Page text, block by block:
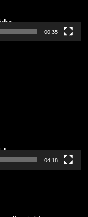
00:35
04:18